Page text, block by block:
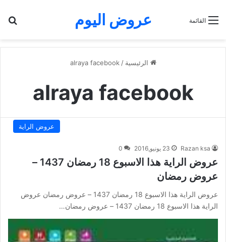
عروض اليوم القائمة
الرئيسية /
alraya facebook
alraya facebook
عروض الراية
Razan ksa 23 يونيو,2016 0
عروض الراية هذا الاسبوع 18 رمضان 1437 –
عروض رمضان
عروض الراية هذا الاسبوع 18 رمضان 1437 – عروض رمضان عروض
الراية هذا الاسبوع 18 رمضان 1437 – عروض رمضان…